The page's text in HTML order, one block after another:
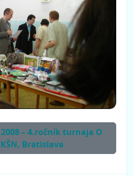
– 4.ročník turnaja O
Bratislava